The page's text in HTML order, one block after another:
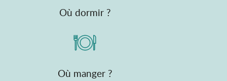
Où dormir ?
Où manger ?